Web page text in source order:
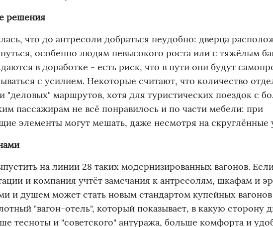
решения
что до антресоли добраться неудобно: дверца
особенно людям невысокого роста или с тяжёлым
в доработке - есть риск, что в пути они будут
с усилием. Некоторые считают, что количество
"деловых" маршрутов, хотя для туристических поездок с
пассажирам не всё понравилось и по части мебели: при
элементы могут мешать, даже несмотря на скруглённые
на линии 28 таких модернизированных вагонов.
и компания учтёт замечания к антресолям, шкафам и
и душем может стать новым стандартом купейных вагонов
"вагон-отель", который показывает, в какую сторону
тесноты и "советского" антуража, больше комфорта и